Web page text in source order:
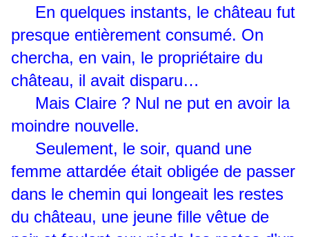
En quelques instants, le château fut
presque entièrement consumé. On
chercha, en vain, le propriétaire du
château, il avait disparu…
Mais Claire ? Nul ne put en avoir la
moindre nouvelle.
Seulement, le soir, quand une
femme attardée était obligée de passer
dans le chemin qui longeait les restes
du château, une jeune fille vêtue de